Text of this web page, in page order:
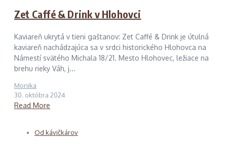
Zet Caffé & Drink v Hlohovci
Kaviareň ukrytá v tieni gaštanov: Zet Caffé & Drink je útulná
kaviareň nachádzajúca sa v srdci historického Hlohovca na
Námestí svätého Michala 18/21. Mesto Hlohovec, ležiace na
brehu rieky Váh, j...
Monika
30. októbra 2024
Read More
Od kávičkárov